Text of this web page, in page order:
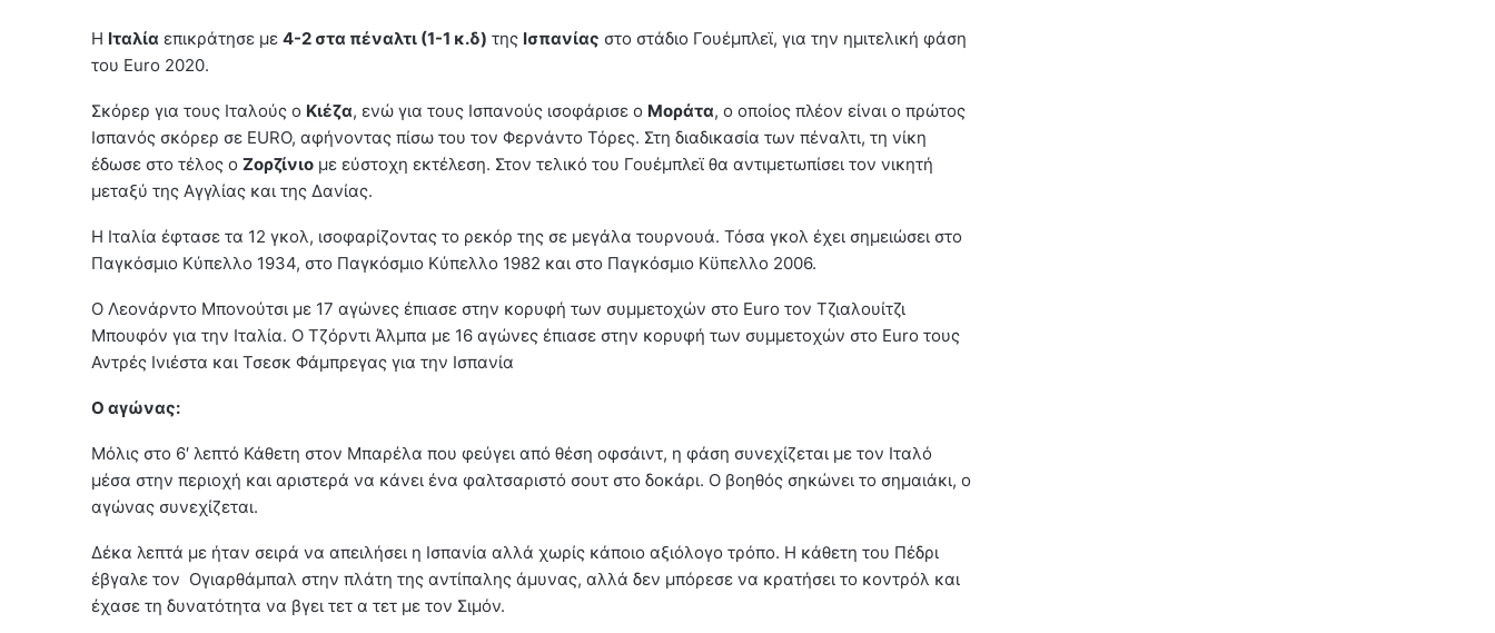
Η Ιταλία επικράτησε με 4-2 στα πέναλτι (1-1 κ.δ) της Ισπανίας στο στάδιο Γουέμπλεϊ, για την ημιτελική φάση
του Euro 2020.
Σκόρερ για τους Ιταλούς ο Κιέζα, ενώ για τους Ισπανούς ισοφάρισε ο Μοράτα, ο οποίος πλέον είναι ο πρώτος
Ισπανός σκόρερ σε EURO, αφήνοντας πίσω του τον Φερνάντο Τόρες. Στη διαδικασία των πέναλτι, τη νίκη
έδωσε στο τέλος ο Ζορζίνιο με εύστοχη εκτέλεση. Στον τελικό του Γουέμπλεϊ θα αντιμετωπίσει τον νικητή
μεταξύ της Αγγλίας και της Δανίας.
Η Ιταλία έφτασε τα 12 γκολ, ισοφαρίζοντας το ρεκόρ της σε μεγάλα τουρνουά. Τόσα γκολ έχει σημειώσει στο
Παγκόσμιο Κύπελλο 1934, στο Παγκόσμιο Κύπελλο 1982 και στο Παγκόσμιο Κϋπελλο 2006.
Ο Λεονάρντο Μπονούτσι με 17 αγώνες έπιασε στην κορυφή των συμμετοχών στο Euro τον Τζιαλουίτζι
Μπουφόν για την Ιταλία. Ο Τζόρντι Άλμπα με 16 αγώνες έπιασε στην κορυφή των συμμετοχών στο Euro τους
Αντρές Ινιέστα και Τσεσκ Φάμπρεγας για την Ισπανία
Ο αγώνας:
Μόλις στο 6′ λεπτό Κάθετη στον Μπαρέλα που φεύγει από θέση οφσάιντ, η φάση συνεχίζεται με τον Ιταλό
μέσα στην περιοχή και αριστερά να κάνει ένα φαλτσαριστό σουτ στο δοκάρι. Ο βοηθός σηκώνει το σημαιάκι, ο
αγώνας συνεχίζεται.
Δέκα λεπτά με ήταν σειρά να απειλήσει η Ισπανία αλλά χωρίς κάποιο αξιόλογο τρόπο. Η κάθετη του Πέδρι
έβγαλε τον Ογιαρθάμπαλ στην πλάτη της αντίπαλης άμυνας, αλλά δεν μπόρεσε να κρατήσει το κοντρόλ και
έχασε τη δυνατότητα να βγει τετ α τετ με τον Σιμόν.